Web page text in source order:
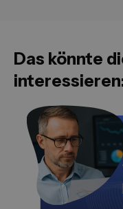
Das könnte